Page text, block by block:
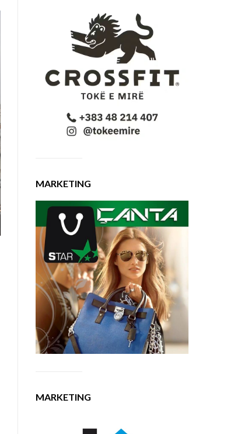
MARKETING
MARKETING